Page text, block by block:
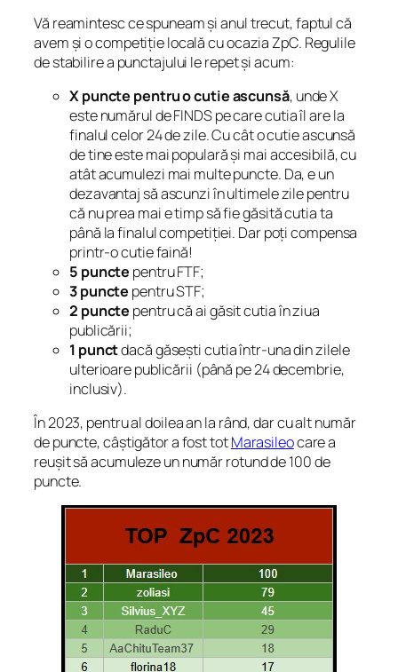
Vă reamintesc ce spuneam și anul trecut, faptul că
avem și o competiție locală cu ocazia ZpC. Regulile
de stabilire a punctajului le repet și acum:
X puncte pentru o cutie ascunsă, unde X
este numărul de FINDS pe care cutia îl are la
finalul celor 24 de zile. Cu cât o cutie ascunsă
de tine este mai populară și mai accesibilă, cu
atât acumulezi mai multe puncte. Da, e un
dezavantaj să ascunzi în ultimele zile pentru
că nu prea mai e timp să fie găsită cutia ta
până la finalul competiției. Dar poți compensa
printr-o cutie faină!
5 puncte pentru FTF;
3 puncte pentru STF;
2 puncte pentru că ai găsit cutia în ziua
publicării;
1 punctdacă găsești cutia într-una din zilele
ulterioare publicării (până pe 24 decembrie,
inclusiv).
În 2023, pentru al doilea an la rând, dar cu alt număr
de puncte, câștigător a fost totMarasileocare a
reușit să acumuleze un număr rotund de 100 de
puncte.